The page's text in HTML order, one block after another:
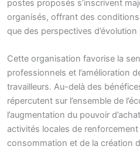
postes proposés s’inscrivent
organisés, offrant des
que des perspectives
Cette organisation favorise la
professionnels et l’amélioration
travailleurs. Au-delà des
répercutent sur l’ensemble de
l’augmentation du pouvoir
activités locales de
consommation et de la création